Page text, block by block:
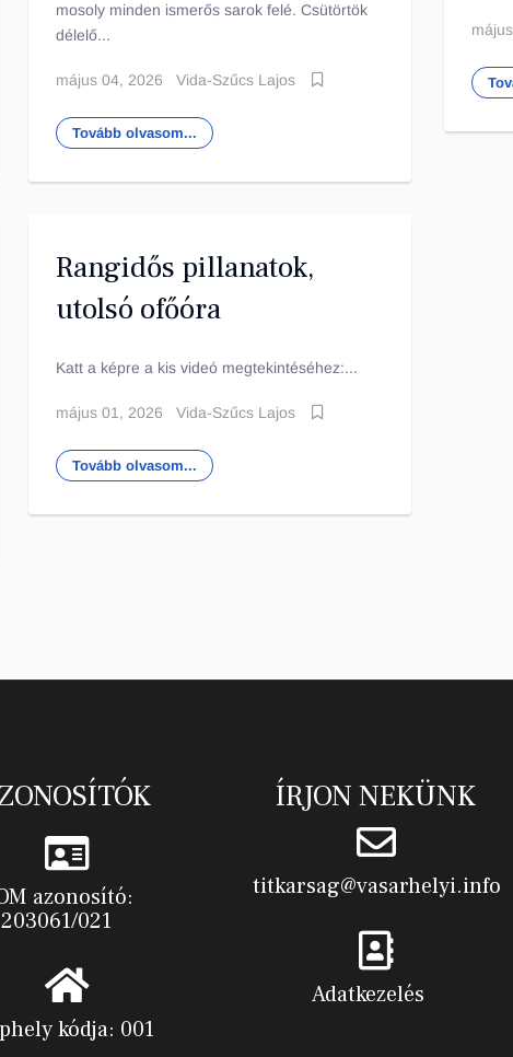
mosoly minden ismerős sarok felé. Csütörtök
délelő...
május 04, 2026 Vida-Szűcs Lajos
Tovább olvasom...
Rangidős pillanatok,
utolsó ofőóra
Katt a képre a kis videó megtekintéséhez:...
május 01, 2026 Vida-Szűcs Lajos
Tovább olvasom...
azonosító:
203061/021
kódja: 001
ÍRJON NEKÜNK
titkarsag@vasarhelyi.info
Adatkezelés